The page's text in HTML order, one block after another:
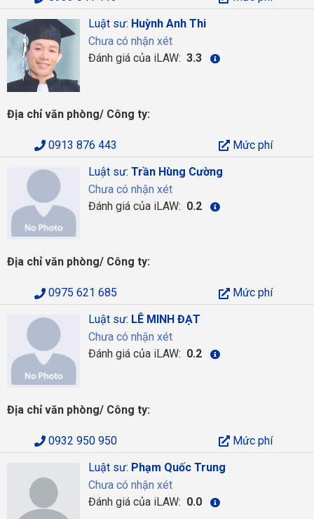
Luật sư: Huỳnh Anh Thi
Chưa có nhận xét
Đánh giá của iLAW: 3.3
Địa chỉ văn phòng/ Công ty:
0913 876 443
Mức phí
Luật sư: Trần Hùng Cường
Chưa có nhận xét
Đánh giá của iLAW: 0.2
Địa chỉ văn phòng/ Công ty:
0975 621 685
Mức phí
Luật sư: LÊ MINH ĐẠT
Chưa có nhận xét
Đánh giá của iLAW: 0.2
Địa chỉ văn phòng/ Công ty:
0932 950 950
Mức phí
Luật sư: Phạm Quốc Trung
Chưa có nhận xét
Đánh giá của iLAW: 0.0